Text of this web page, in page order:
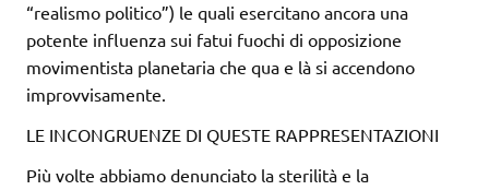
“realismo politico”) le quali esercitano ancora una
potente influenza sui fatui fuochi di opposizione
movimentista planetaria che qua e là si accendono
improvvisamente.
LE INCONGRUENZE DI QUESTE RAPPRESENTAZIONI
Più volte abbiamo denunciato la sterilità e la